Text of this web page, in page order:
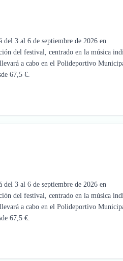
3 al 6 de septiembre de 2026 en
del festival, centrado en la música
a cabo en el Polideportivo
67,5 €.
3 al 6 de septiembre de 2026 en
del festival, centrado en la música
a cabo en el Polideportivo
67,5 €.